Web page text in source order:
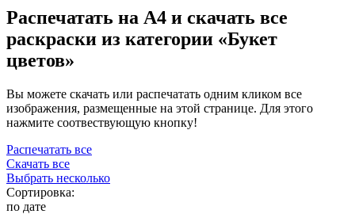
Распечатать на А4 и скачать все
раскраски из категории «Букет
цветов»
Вы можете скачать или распечатать одним кликом все
изображения, размещенные на этой странице. Для этого
нажмите соотвествующую кнопку!
Распечатать все
Скачать все
Выбрать несколько
Сортировка:
по дате